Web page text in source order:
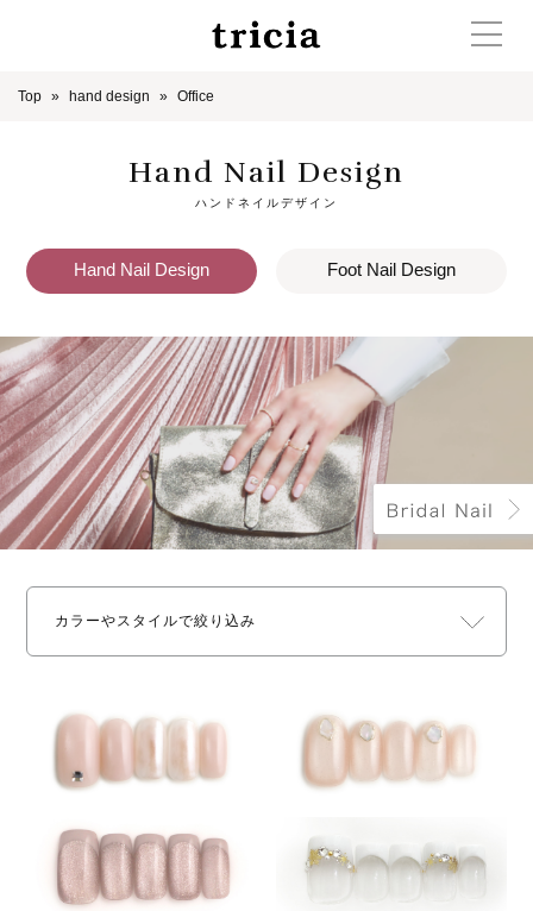
Top hand design Office
Hand Nail Design
ハンドネイルデザイン
Hand Nail Design Foot Nail Design
カラーやスタイルで絞り込み